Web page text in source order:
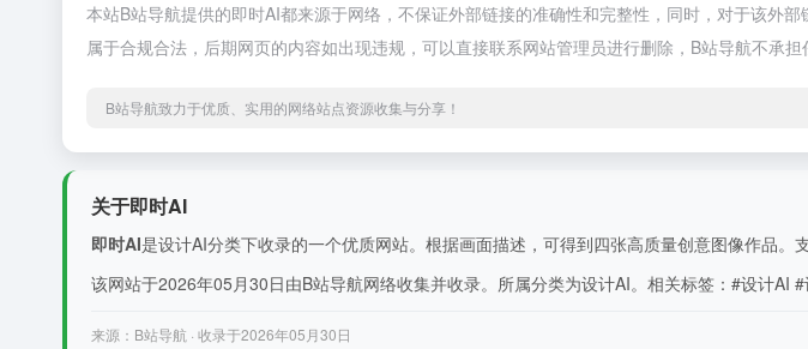
本站B站导航提供的即时AI都来源于网络，不保证外部链接的准确性和完整性，同时，对于该外
属于合规合法，后期网页的内容如出现违规，可以直接联系网站管理员进行删除，B站导航不承担
B站导航致力于优质、实用的网络站点资源收集与分享！
关于即时AI
即时AI是设计AI分类下收录的一个优质网站。根据画面描述，可得到四张高质量创意图像作品
该网站于2026年05月30日由B站导航网络收集并收录。所属分类为设计AI。相关标签：#设计AI #
来源：B站导航 · 收录于2026年05月30日